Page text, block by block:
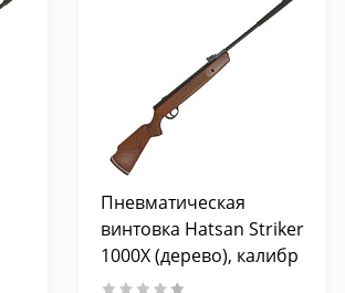
Пневматическая
винтовка Hatsan Striker
1000X (дерево), калибр
4,5 мм, 3 Дж.